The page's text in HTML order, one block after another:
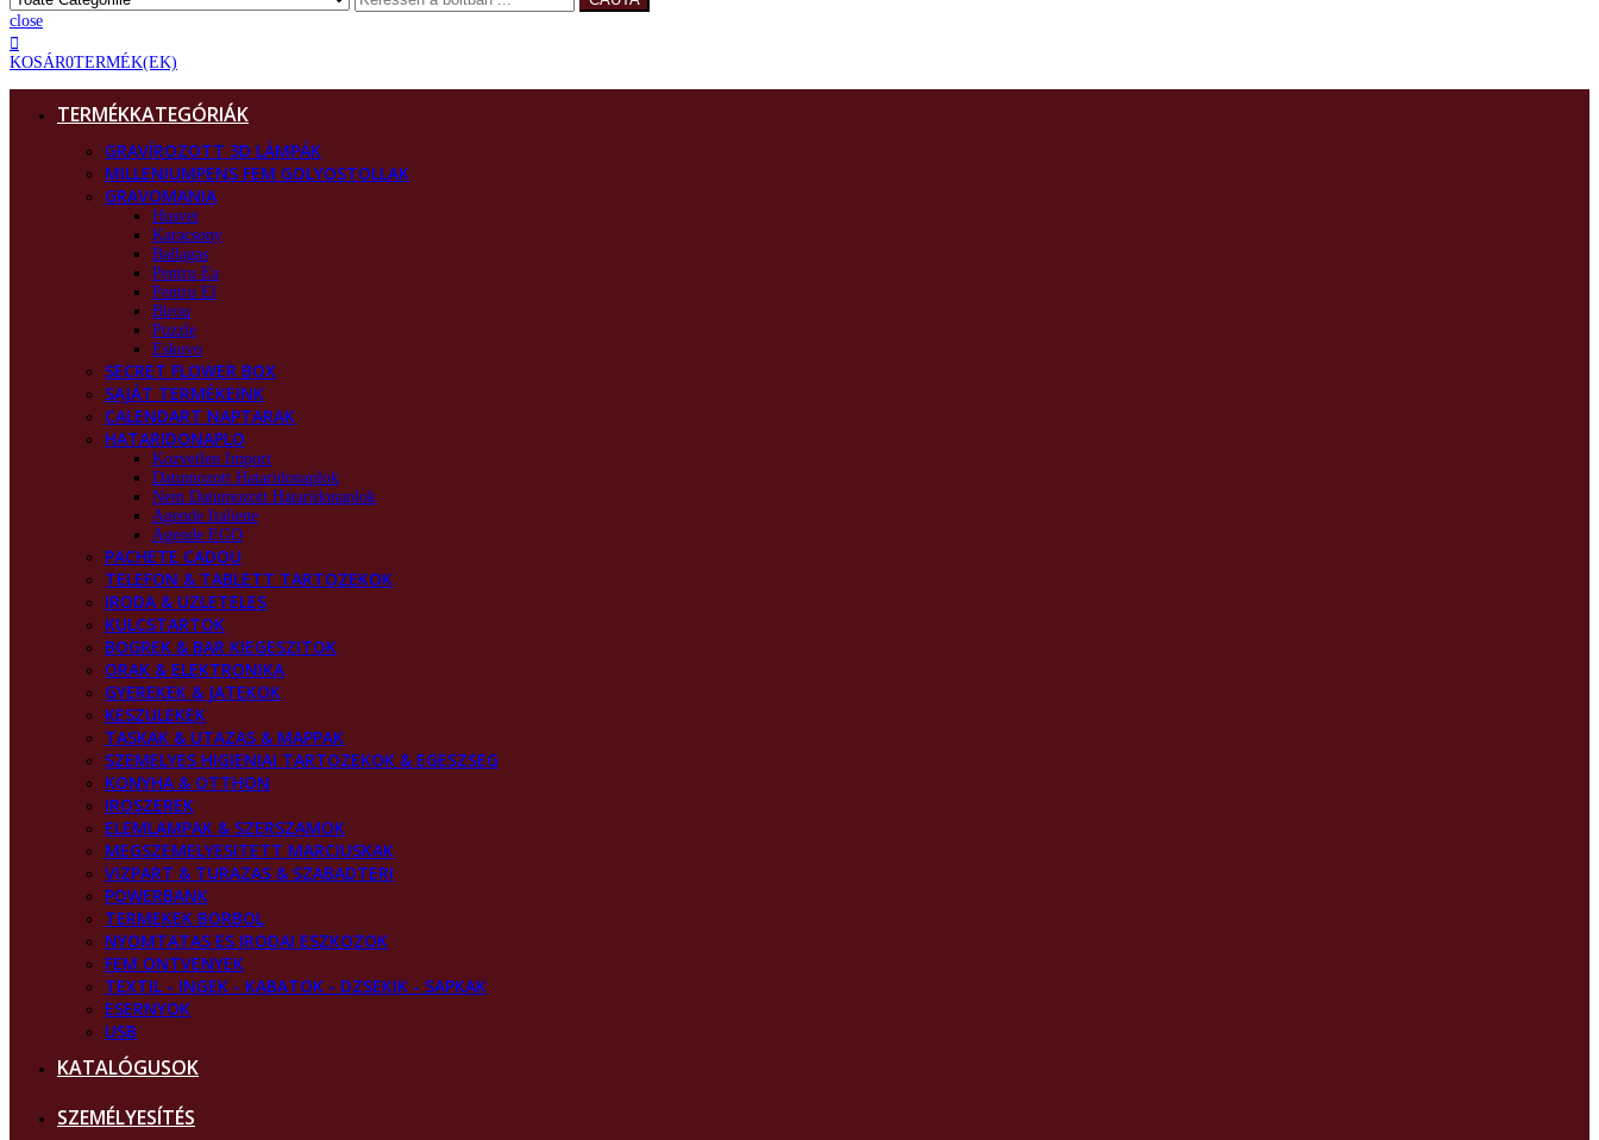
close
KOSÁR0TERMÉK(EK)
TERMÉKKATEGÓRIÁK
GRAVÍROZOTT 3D LÁMPÁK
MILLENIUMPENS FEM GOLYOSTOLLAK
GRAVOMANIA
Husvet
Karacsony
Ballagas
Pentru Ea
Pentru El
Birou
Puzzle
Eskuvo
SECRET FLOWER BOX
SAJÁT TERMÉKEINK
CALENDART NAPTARAK
HATARIDONAPLO
Kozvetlen Import
Datumozott Hataridonaplok
Nem Datumozott Hataridonaplok
Agende Italiene
Agende EGO
PACHETE CADOU
TELEFON & TABLETT TARTOZEKOK
IRODA & UZLETELES
KULCSTARTOK
BOGREK & BAR KIEGESZITOK
ORAK & ELEKTRONIKA
GYEREKEK & JATEKOK
KESZULEKEK
TASKAK & UTAZAS & MAPPAK
SZEMELYES HIGIENIAI TARTOZEKOK & EGESZSEG
KONYHA & OTTHON
IROSZEREK
ELEMLAMPAK & SZERSZAMOK
MEGSZEMELYESITETT MARCIUSKAK
VIZPART & TURAZAS & SZABADTERI
POWERBANK
TERMEKEK BORBOL
NYOMTATAS ES IRODAI ESZKOZOK
FEM ONTVENYEK
TEXTIL - INGEK - KABATOK - DZSEKIK - SAPKAK
ESERNYOK
USB
KATALÓGUSOK
SZEMÉLYESÍTÉS